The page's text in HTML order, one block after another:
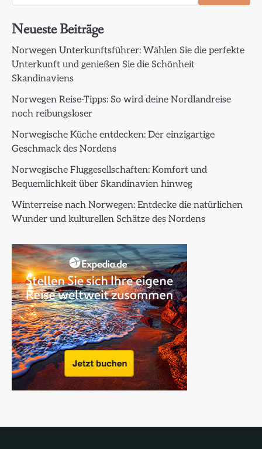
Neueste Beiträge
Norwegen Unterkunftsführer: Wählen Sie die perfekte
Unterkunft und genießen Sie die Schönheit
Skandinaviens
Norwegen Reise-Tipps: So wird deine Nordlandreise
noch reibungsloser
Norwegische Küche entdecken: Der einzigartige
Geschmack des Nordens
Norwegische Fluggesellschaften: Komfort und
Bequemlichkeit über Skandinavien hinweg
Winterreise nach Norwegen: Entdecke die natürlichen
Wunder und kulturellen Schätze des Nordens